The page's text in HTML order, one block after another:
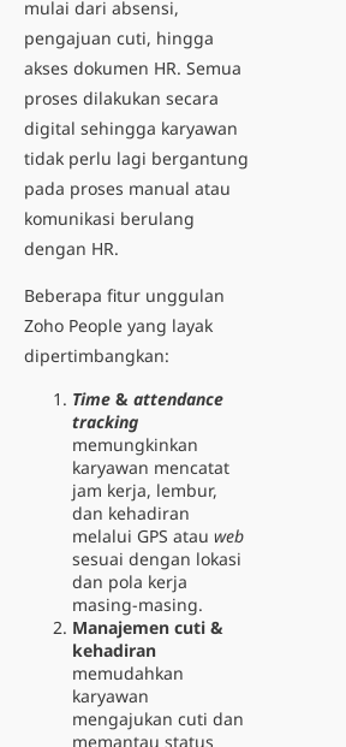
mulai dari absensi,
pengajuan cuti, hingga
akses dokumen HR. Semua
proses dilakukan secara
digital sehingga karyawan
tidak perlu lagi bergantung
pada proses manual atau
komunikasi berulang
dengan HR.
Beberapa fitur unggulan
Zoho People yang layak
dipertimbangkan:
Time & attendance
tracking
memungkinkan
karyawan mencatat
jam kerja, lembur,
dan kehadiran
melalui GPS atau web
sesuai dengan lokasi
dan pola kerja
masing-masing.
Manajemen cuti &
kehadiran
memudahkan
karyawan
mengajukan cuti dan
memantau status